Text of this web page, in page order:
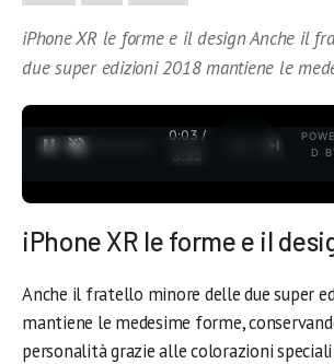
iPhone XR le forme e il design Anche il
due super edizioni 2018 mantiene le
0:04 /
3:35
D
iPhone XR le forme e il
Anche il fratello minore delle due super
mantiene le medesime forme,
personalità grazie alle colorazioni